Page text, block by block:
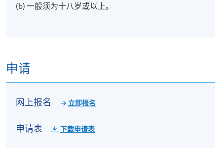
(b) 一般须为十八岁或以上。
申请
网上报名 立即报名
申请表 下载申请表